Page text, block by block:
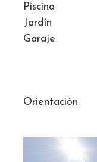
Piscina
Jardín
Garaje
Orientación